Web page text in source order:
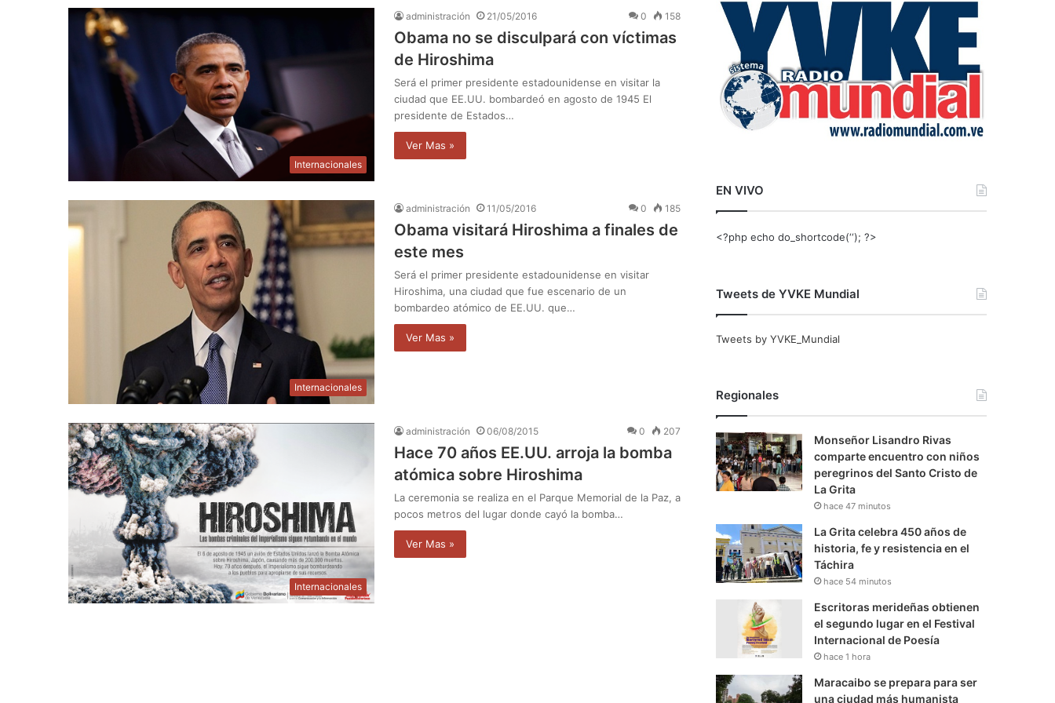
Internacionales
administración 21/05/2016 0 158
Obama no se disculpará con víctimas
de Hiroshima
Será el primer presidente estadounidense en visitar la
ciudad que EE.UU. bombardeó en agosto de 1945 El
presidente de Estados…
Ver Mas »
Internacionales
administración 11/05/2016 0 185
Obama visitará Hiroshima a finales de
este mes
Será el primer presidente estadounidense en visitar
Hiroshima, una ciudad que fue escenario de un
bombardeo atómico de EE.UU. que…
Ver Mas »
Internacionales
administración 06/08/2015 0 207
Hace 70 años EE.UU. arroja la bomba
atómica sobre Hiroshima
La ceremonia se realiza en el Parque Memorial de la Paz, a
pocos metros del lugar donde cayó la bomba…
Ver Mas »
r
EN VIVO
<?php echo do_shortcode(‘‘); ?>
Tweets de YVKE Mundial
Tweets by YVKE_Mundial
Regionales
Monseñor Lisandro Rivas
comparte encuentro con niños
peregrinos del Santo Cristo de
La Grita
hace 47 minutos
La Grita celebra 450 años de
historia, fe y resistencia en el
Táchira
hace 54 minutos
Escritoras merideñas obtienen
el segundo lugar en el Festival
Internacional de Poesía
hace 1 hora
Maracaibo se prepara para ser
una ciudad más humanista